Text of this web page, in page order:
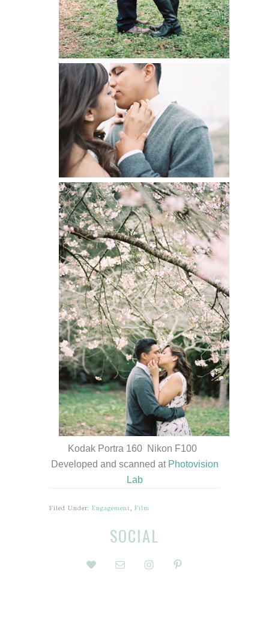
Kodak Portra 160 Nikon F100
Developed and scanned at Photovision
Lab
Filed Under:Engagement,Film
Interactions
SOCIAL